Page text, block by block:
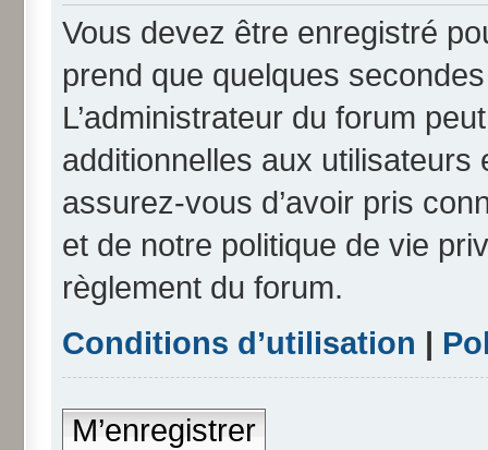
Vous devez être enregistré
prend que quelques
L’administrateur du forum
additionnelles aux
assurez-vous d’avoir pris
et de notre politique de vie
règlement du forum.
Conditions d’utilisation |
M’enregistrer